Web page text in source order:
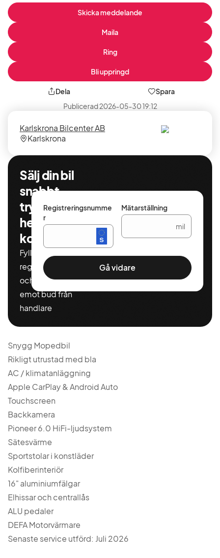
Skicka meddelande
Maila
Ring
Bli uppringd
Dela
Spara
Publicerad2026-05-30 19:12
Säljare
Karlskrona Bilcenter AB
Säljarens
plats
Karlskrona
Sälj din bil
snabbt,
tryggt och
helt
kostnadsfritt
Fyll i ditt
registeringnummer
och miltal för att ta
emot bud från
handlare
Registreringsnumme
r
Mätarställning
mil
Gå vidare
Snygg Mopedbil
Rikligt utrustad med bla
AC / klimatanläggning
Apple CarPlay & Android Auto
Touchscreen
Backkamera
Pioneer 6.0 HiFi-ljudsystem
Sätesvärme
Sportstolar i konstläder
Kolfiberinteriör
16" aluminiumfälgar
Elhissar och centrallås
ALU pedaler
DEFA Motorvärmare
Senaste service utförd: Juli 2026